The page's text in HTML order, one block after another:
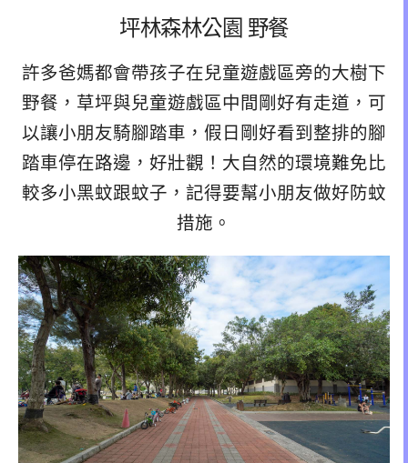
坪林森林公園 野餐
許多爸媽都會帶孩子在兒童遊戲區旁的大樹下
野餐，草坪與兒童遊戲區中間剛好有走道，可
以讓小朋友騎腳踏車，假日剛好看到整排的腳
踏車停在路邊，好壯觀！大自然的環境難免比
較多小黑蚊跟蚊子，記得要幫小朋友做好防蚊
措施。